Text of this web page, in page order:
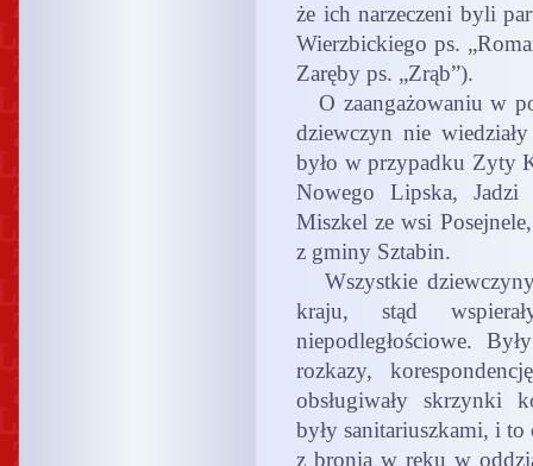
że ich narzeczeni byli
Wierzbickiego ps.
Zaręby ps. „Zrąb”).
O zaangażowaniu w
dziewczyn nie
było w przypadku Zyty
Nowego Lipska,
Miszkel ze wsi
z gminy Sztabin.
Wszystkie
kraju, stąd
niepodległościowe.
rozkazy,
obsługiwały skrzynki
były sanitariuszkami, i
z bronią w ręku w